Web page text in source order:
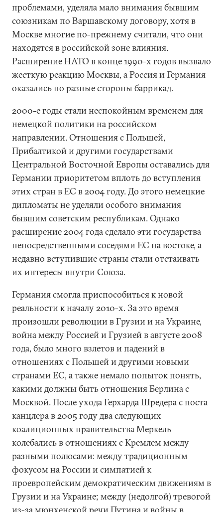
проблемами, уделяла мало внимания бывшим
союзникам по Варшавскому договору, хотя в
Москве многие по-прежнему считали, что они
находятся в российской зоне влияния.
Расширение НАТО в конце 1990-х годов вызвало
жесткую реакцию Москвы, а Россия и Германия
оказались по разные стороны баррикад.
2000-е годы стали неспокойным временем для
немецкой политики на российском
направлении. Отношения с Польшей,
Прибалтикой и другими государствами
Центральной Восточной Европы оставались для
Германии приоритетом вплоть до вступления
этих стран в ЕС в 2004 году. До этого немецкие
дипломаты не уделяли особого внимания
бывшим советским республикам. Однако
расширение 2004 года сделало эти государства
непосредственными соседями ЕС на востоке, а
недавно вступившие страны стали отстаивать
их интересы внутри Союза.
Германия смогла приспособиться к новой
реальности к началу 2010-х. За это время
произошли революции в Грузии и на Украине,
война между Россией и Грузией в августе 2008
года, было много взлетов и падений в
отношениях с Польшей и другими новыми
странами ЕС, а также немало попыток понять,
какими должны быть отношения Берлина с
Москвой. После ухода Герхарда Шредера с поста
канцлера в 2005 году два следующих
коалиционных правительства Меркель
колебались в отношениях с Кремлем между
разными полюсами: между традиционным
фокусом на России и симпатией к
проевропейским демократическим движениям в
Грузии и на Украине; между (недолгой) тревогой